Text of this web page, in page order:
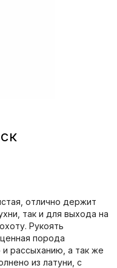
отлично держит
так и для выхода на
Рукоять
порода
рассыханию, а так же
из латуни, с